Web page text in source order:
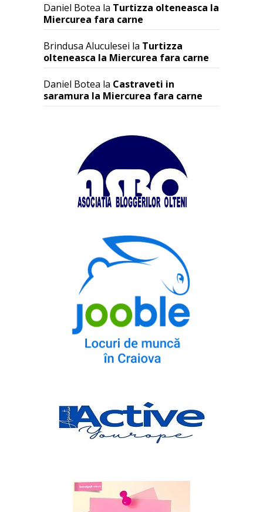
Daniel Botea la Turtizza olteneasca la
Miercurea fara carne
Brindusa Aluculesei la Turtizza
olteneasca la Miercurea fara carne
Daniel Botea la Castraveti in
saramura la Miercurea fara carne